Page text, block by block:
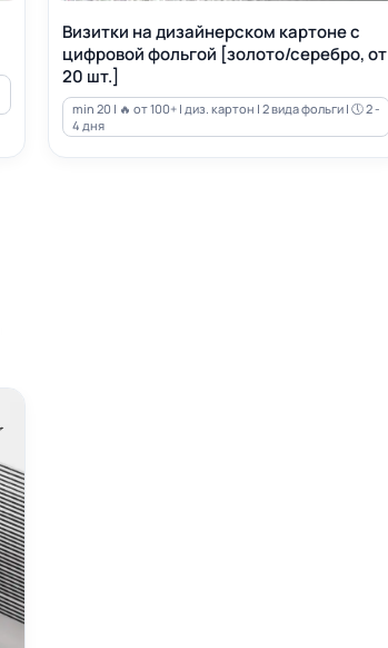
Визитки на дизайнерском картоне с
цифровой фольгой [золото/серебро, от
20 шт.]
min 20 | 🔥 от 100+ | диз. картон | 2 вида фольги | 🕔 2 -
4 дня